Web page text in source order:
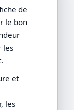
de
le bon
les
et
les